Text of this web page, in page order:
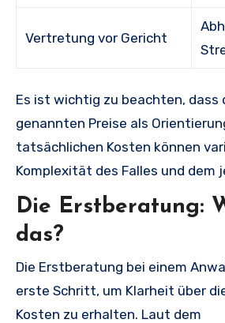
Vertretung vor Gericht
Es ist wichtig zu beachten, dass
genannten Preise als
tatsächlichen Kosten können
Komplexität des Falles und dem
Die Erstberatung:
das?
Die Erstberatung bei einem
erste Schritt, um Klarheit über
Kosten zu erhalten. Laut dem